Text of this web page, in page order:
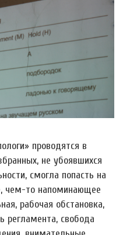
проводятся в
не убоявшихся
смогла попасть на
чем-то напоминающее
рабочая обстановка,
регламента, свобода